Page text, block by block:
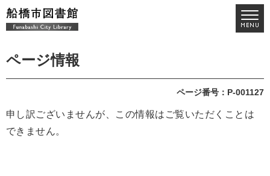
ページ情報
ページ番号：P-001127
申し訳ございませんが、この情報はご覧いただくことは
できません。